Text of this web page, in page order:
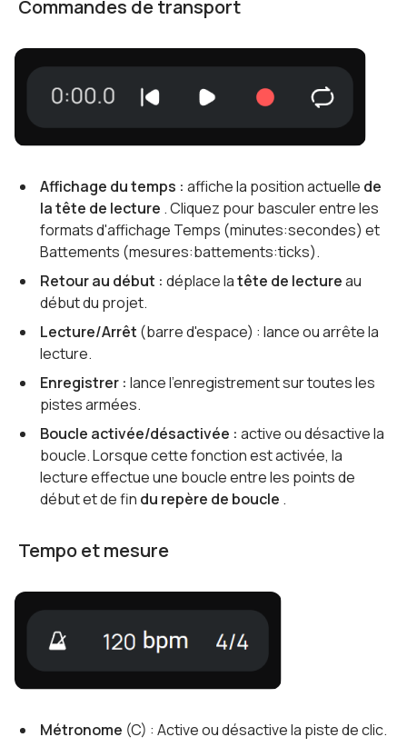
Commandes de transport
Affichage du temps : affiche la position actuelle de
la tête de lecture . Cliquez pour basculer entre les
formats d'affichage Temps (minutes:secondes) et
Battements (mesures:battements:ticks).
Retour au début : déplace latête de lectureau
début du projet.
Lecture/Arrêt (barre d'espace) : lance ou arrête la
lecture.
Enregistrer : lance l'enregistrement sur toutes les
pistes armées.
Boucle activée/désactivée : active ou désactive la
boucle. Lorsque cette fonction est activée, la
lecture effectue une boucle entre les points de
début et de fin du repère de boucle .
Tempo et mesure
Métronome (C) : Active ou désactive la piste de clic.